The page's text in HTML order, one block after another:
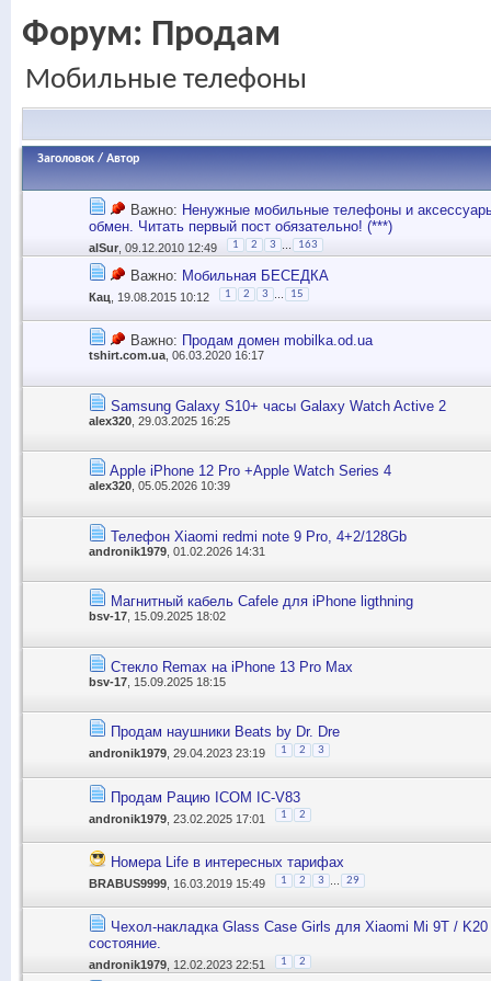
Форум: Продам
Мобильные телефоны
Заголовок / Автор
Важно: Ненужные мобильные телефоны и
обмен. Читать первый пост обязательно! (***)
alSur , 09.12.2010 12:49 1 2 3 163
Важно: Мобильная БЕСЕДКА
Кац , 19.08.2015 10:12 1 2 3 15
Важно: Продам домен mobilka.od.ua
tshirt.com.ua , 06.03.2020 16:17
Samsung Galaxy S10+ часы Galaxy Watch Active 2
alex320 , 29.03.2025 16:25
Apple iPhone 12 Pro +Apple Watch Series 4
alex320 , 05.05.2026 10:39
Телефон Xiaomi redmi note 9 Pro, 4+2/128Gb
andronik1979 , 01.02.2026 14:31
Магнитный кабель Cafele для iPhone ligthning
bsv-17 , 15.09.2025 18:02
Стекло Remax на iPhone 13 Pro Max
bsv-17 , 15.09.2025 18:15
Продам наушники Beats by Dr. Dre
andronik1979 , 29.04.2023 23:19 1 2 3
Продам Рацию ICOM IC-V83
andronik1979 , 23.02.2025 17:01 1 2
Номера Life в интересных тарифах
BRABUS9999 , 16.03.2019 15:49 1 2 3 29
Чехол-накладка Glass Case Girls для Xiaomi Mi 9T /
состояние.
andronik1979 , 12.02.2023 22:51 1 2